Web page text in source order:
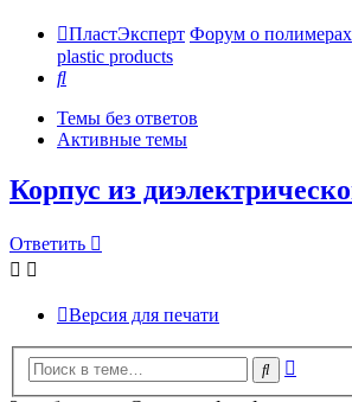
ПластЭксперт Форум о полимерах
plastic products
Поиск
Темы без ответов
Активные темы
Корпус из
Ответить
Версия для печати
Поиск